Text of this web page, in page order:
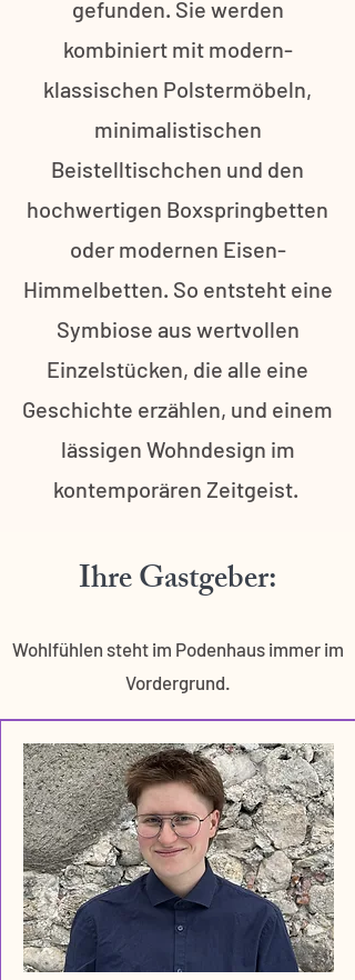
gefunden. Sie werden
kombiniert mit modern-
klassischen Polstermöbeln,
minimalistischen
Beistelltischchen und den
hochwertigen Boxspringbetten
oder modernen Eisen-
Himmelbetten. So entsteht eine
Symbiose aus wertvollen
Einzelstücken, die alle eine
Geschichte erzählen, und einem
lässigen Wohndesign im
kontemporären Zeitgeist.
Ihre Gastgeber:
Wohlfühlen steht im Podenhaus immer im
Vordergrund.​